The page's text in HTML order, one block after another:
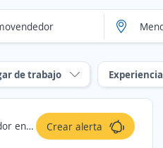
de trabajo Experiencia
Crear alerta